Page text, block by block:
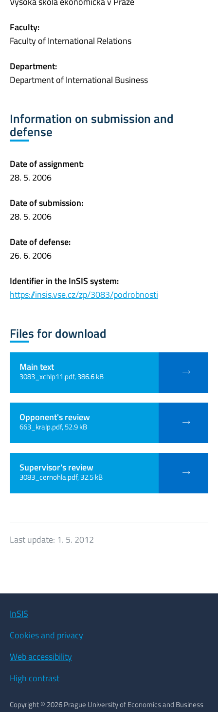
Faculty:
Faculty of International Relations
Department:
Department of International Business
Information on submission and
defense
Date of assignment:
28. 5. 2006
Date of submission:
28. 5. 2006
Date of defense:
26. 6. 2006
Identifier in the InSIS system:
https://insis.vse.cz/zp/3083/podrobnosti
Files for download
Main text
3083_xchlp11.pdf, 386.6 kB
Opponent's review
663_kralp.pdf, 52.9 kB
Supervisor's review
3083_cernohla.pdf, 32.5 kB
Last update: 1. 5. 2012
InSIS
Cookies and privacy
Web accessibility
High contrast
Copyright © 2026 Prague University of Economics and Business